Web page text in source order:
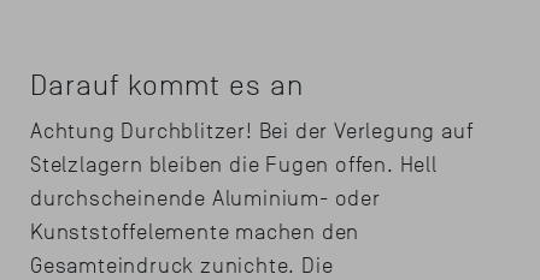
Darauf kommt es an
Achtung Durchblitzer! Bei der Verlegung auf
Stelzlagern bleiben die Fugen offen. Hell
durchscheinende Aluminium- oder
Kunststoffelemente machen den
Gesamteindruck zunichte. Die